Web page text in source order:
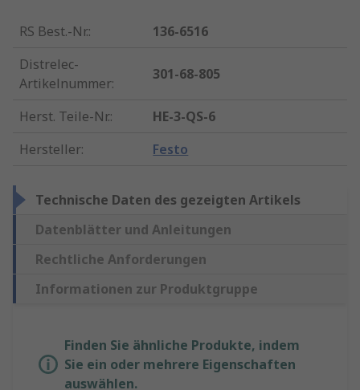
RS Best.-Nr.:
136-6516
Distrelec-
Artikelnummer:
301-68-805
Herst. Teile-Nr.:
HE-3-QS-6
Hersteller: Festo
Technische Daten des gezeigten Artikels
Datenblätter und Anleitungen
Rechtliche Anforderungen
Informationen zur Produktgruppe
Finden Sie ähnliche Produkte, indem
Sie ein oder mehrere Eigenschaften
auswählen.